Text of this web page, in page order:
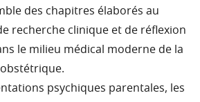
des chapitres élaborés au
recherche clinique et de réflexion
le milieu médical moderne de la
psychiques parentales, les